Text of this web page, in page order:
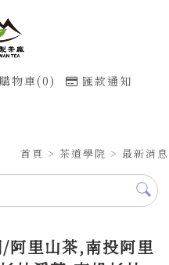
購物車(0) 匯款通知
首頁 > 茶道學院 > 最新消息
阿里山茶,南投阿里